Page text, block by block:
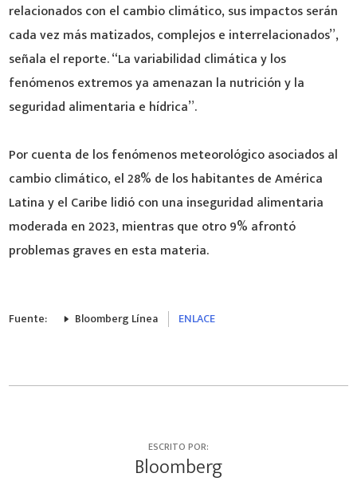
relacionados con el cambio climático, sus impactos serán
cada vez más matizados, complejos e interrelacionados”,
señala el reporte. “La variabilidad climática y los
fenómenos extremos ya amenazan la nutrición y la
seguridad alimentaria e hídrica”.
Por cuenta de los fenómenos meteorológico asociados al
cambio climático, el 28% de los habitantes de América
Latina y el Caribe lidió con una inseguridad alimentaria
moderada en 2023, mientras que otro 9% afrontó
problemas graves en esta materia.
Fuente: Bloomberg Línea ENLACE
ESCRITO POR:
Bloomberg